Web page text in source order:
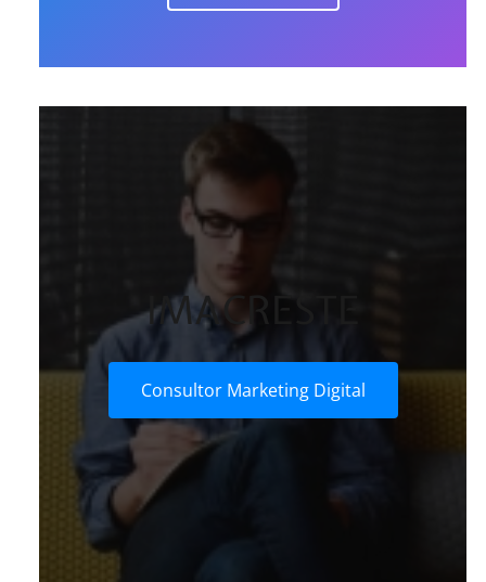
IMACRESTE
Consultor Marketing Digital